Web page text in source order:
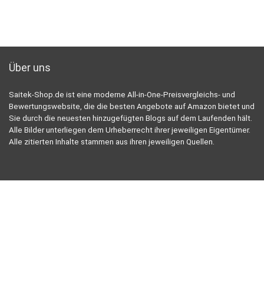
Über uns
Saitek-Shop.de ist eine moderne All-in-One-Preisvergleichs- und
Bewertungswebsite, die die besten Angebote auf Amazon bietet und
Sie durch die neuesten hinzugefügten Blogs auf dem Laufenden hält.
Alle Bilder unterliegen dem Urheberrecht ihrer jeweiligen Eigentümer.
Alle zitierten Inhalte stammen aus ihren jeweiligen Quellen.